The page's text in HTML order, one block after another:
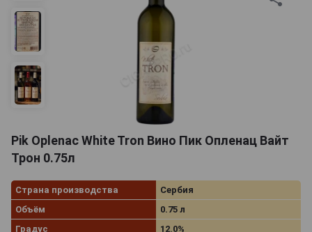
Pik Oplenac White Tron Вино Пик Опленац Вайт
Трон 0.75л
Страна производства
Сербия
Объём
0.75 л
Градус
12.0%